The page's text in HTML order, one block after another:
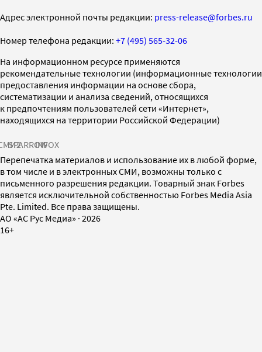
Адрес электронной почты редакции: press-release@forbes.ru
Номер телефона редакции: +7 (495) 565-32-06
На информационном ресурсе применяются
рекомендательные технологии (информационные технологии
предоставления информации на основе сбора,
систематизации и анализа сведений, относящихся
к предпочтениям пользователей сети «Интернет»,
находящихся на территории Российской Федерации)
SPARROWINFOX
Перепечатка материалов и использование их в любой форме,
в том числе и в электронных СМИ, возможны только с
письменного разрешения редакции. Товарный знак Forbes
является исключительной собственностью Forbes Media Asia
Pte. Limited. Все права защищены.
AO «АС Рус Медиа» · 2026
16+